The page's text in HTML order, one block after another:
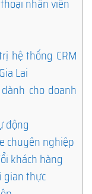
nhân viên
hệ thống CRM
Lai
cho doanh
động
chuyên nghiệp
khách hàng
gian thực